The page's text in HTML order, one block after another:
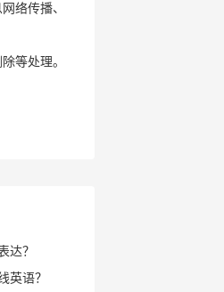
络传播、
等处理。
达？
英语？